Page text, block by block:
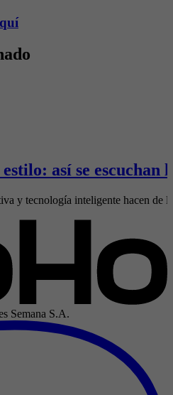
así se
y tecnología inteligente hacen de
Semana S.A.